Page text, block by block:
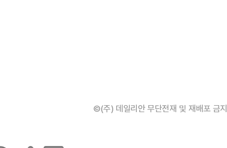
©(주) 데일리안 무단전재 및 재배포 금지